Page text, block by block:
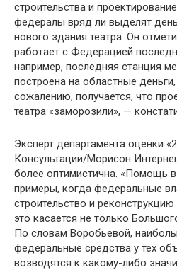
строительства и
федералы вряд ли выделят
нового здания театра. Он
работает с Федерацией
например, последняя станция
построена на областные
сожалению, получается, что
театра «заморозили», —
Эксперт департамента оценки
Консультации/Морисон
более оптимистична. «Помощь в
примеры, когда федеральные
строительство и
это касается не только
По словам Воробьевой,
федеральные средства у тех
возводятся к какому-либо